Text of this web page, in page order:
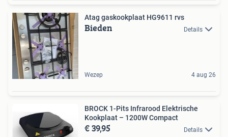
Atag gaskookplaat HG9611 rvs
Bieden Details
Wezep 4 aug 26
BROCK 1-Pits Infrarood Elektrische
Kookplaat – 1200W Compact
€ 39,95 Details